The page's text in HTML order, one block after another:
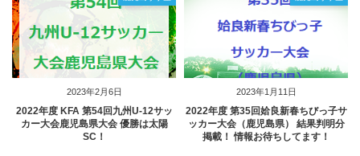
2023年2月6日
2022年度 KFA 第54回九州U-12サッ
カー大会鹿児島県大会 優勝は太陽
SC！
2023年1月11日
2022年度 第35回姶良新春ちびっ子サ
ッカー大会（鹿児島県） 結果判明分
掲載！ 情報お待ちしてます！